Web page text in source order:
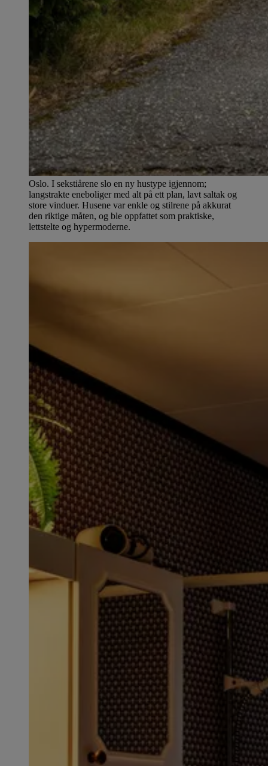
Oslo. I sekstiårene slo en ny hustype igjennom;
langstrakte eneboliger med alt på ett plan, lavt saltak og
store vinduer. Husene var enkle og stilrene på akkurat
den riktige måten, og ble oppfattet som praktiske,
lettstelte og hypermoderne.